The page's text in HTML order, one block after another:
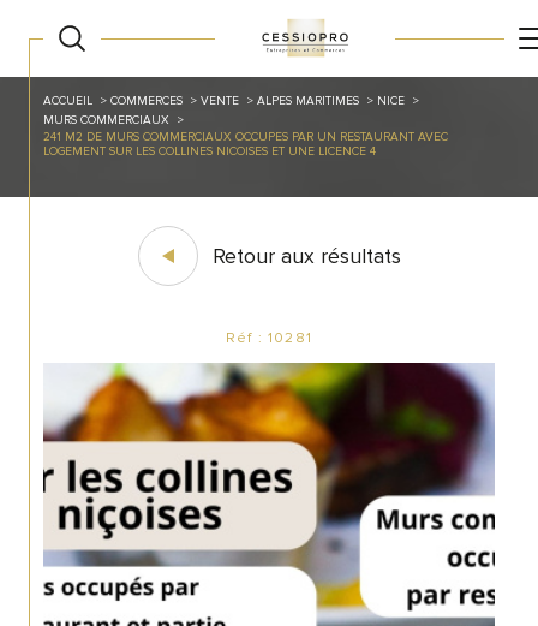
ACCUEIL COMMERCES VENTE ALPES MARITIMES
NICE
MURS COMMERCIAUX
241 M2 DE MURS COMMERCIAUX OCCUPES PAR UN RESTAURANT AVEC
LOGEMENT SUR LES COLLINES NICOISES ET UNE LICENCE 4
Retour aux résultats
Réf : 10281